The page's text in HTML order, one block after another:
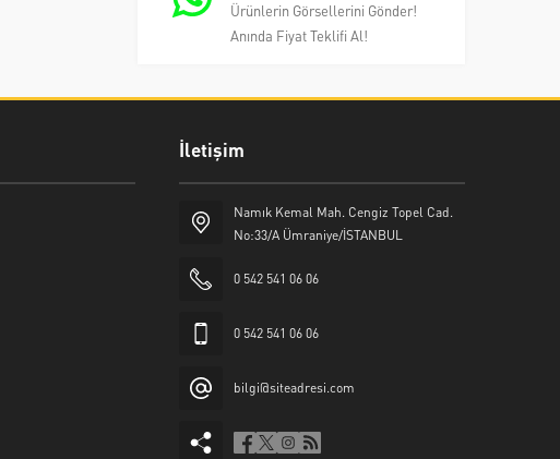
Ürünlerin Görsellerini Gönder!
Anında Fiyat Teklifi Al!
İletişim
Namık Kemal Mah. Cengiz Topel Cad.
No:33/A Ümraniye/İSTANBUL
0 542 541 06 06
0 542 541 06 06
bilgi@siteadresi.com